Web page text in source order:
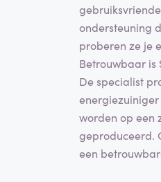
ondersteuning
proberen ze je
Betrouwbaar is
De specialist
worden op een
geproduceerd.
een